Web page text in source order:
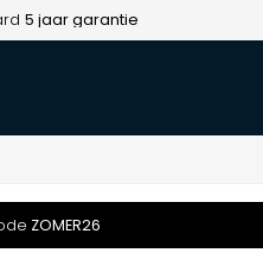
5 jaar garantie
ZOMER26